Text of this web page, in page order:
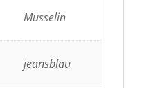
Musselin
jeansblau